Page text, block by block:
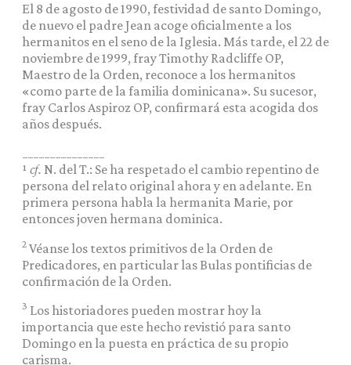
El 8 de agosto de 1990, festividad de santo Domingo,
de nuevo el padre Jean acoge oficialmente a los
hermanitos en el seno de la Iglesia. Más tarde, el 22 de
noviembre de 1999, fray Timothy Radcliffe OP,
Maestro de la Orden, reconoce a los hermanitos
«como parte de la familia dominicana». Su sucesor,
fray Carlos Aspiroz OP, confirmará esta acogida dos
años después.
¹ cf. N. del T.: Se ha respetado el cambio repentino de
persona del relato original ahora y en adelante. En
primera persona habla la hermanita Marie, por
entonces joven hermana dominica.
2Véanse los textos primitivos de la Orden de
Predicadores, en particular las Bulas pontificias de
confirmación de la Orden.
3 Los historiadores pueden mostrar hoy la
importancia que este hecho revistió para santo
Domingo en la puesta en práctica de su propio
carisma.